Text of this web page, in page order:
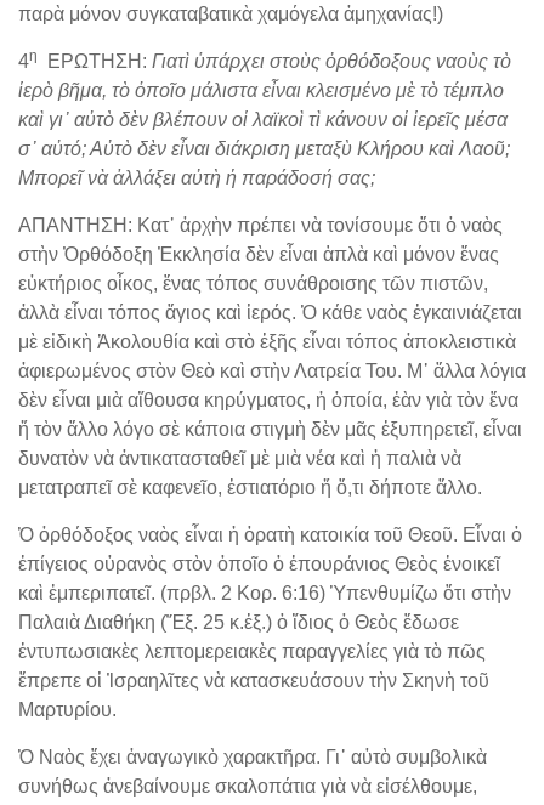
παρὰ μόνον συγκαταβατικὰ χαμόγελα ἀμηχανίας!)
4η ΕΡΩΤΗΣΗ: Γιατὶ ὑπάρχει στοὺς ὀρθόδοξους ναοὺς τὸ
ἱερὸ βῆμα, τὸ ὁποῖο μάλιστα εἶναι κλεισμένο μὲ τὸ τέμπλο
καὶ γι᾽ αὐτὸ δὲν βλέπουν οἱ λαϊκοὶ τὶ κάνουν οἱ ἱερεῖς μέσα
σ᾽ αὐτό; Αὐτὸ δὲν εἶναι διάκριση μεταξὺ Κλήρου καὶ Λαοῦ;
Μπορεῖ νὰ ἀλλάξει αὐτὴ ἡ παράδοσή σας;
ΑΠΑΝΤΗΣΗ: Κατ᾽ ἀρχὴν πρέπει νὰ τονίσουμε ὅτι ὁ ναὸς
στὴν Ὀρθόδοξη Ἐκκλησία δὲν εἶναι ἁπλὰ καὶ μόνον ἕνας
εὐκτήριος οἶκος, ἕνας τόπος συνάθροισης τῶν πιστῶν,
ἀλλὰ εἶναι τόπος ἅγιος καὶ ἱερός. Ὁ κάθε ναὸς ἐγκαινιάζεται
μὲ εἰδικὴ Ἀκολουθία καὶ στὸ ἑξῆς εἶναι τόπος ἀποκλειστικὰ
ἀφιερωμένος στὸν Θεὸ καὶ στὴν Λατρεία Του. Μ᾽ ἄλλα λόγια
δὲν εἶναι μιὰ αἴθουσα κηρύγματος, ἡ ὁποία, ἐὰν γιὰ τὸν ἕνα
ἤ τὸν ἄλλο λόγο σὲ κάποια στιγμὴ δὲν μᾶς ἐξυπηρετεῖ, εἶναι
δυνατὸν νὰ ἀντικατασταθεῖ μὲ μιὰ νέα καὶ ἡ παλιὰ νὰ
μετατραπεῖ σὲ καφενεῖο, ἑστιατόριο ἤ ὅ,τι δήποτε ἄλλο.
Ὁ ὀρθόδοξος ναὸς εἶναι ἡ ὁρατὴ κατοικία τοῦ Θεοῦ. Εἶναι ὁ
ἐπίγειος οὐρανὸς στὸν ὁποῖο ὁ ἐπουράνιος Θεὸς ἐνοικεῖ
καὶ ἐμπεριπατεῖ. (πρβλ. 2 Κορ. 6:16) Ὑπενθυμίζω ὅτι στὴν
Παλαιὰ Διαθήκη (Ἔξ. 25 κ.ἑξ.) ὁ ἴδιος ὁ Θεὸς ἔδωσε
ἐντυπωσιακὲς λεπτομερειακὲς παραγγελίες γιὰ τὸ πῶς
ἔπρεπε οἱ Ἰσραηλῖτες νὰ κατασκευάσουν τὴν Σκηνὴ τοῦ
Μαρτυρίου.
Ὁ Ναὸς ἔχει ἀναγωγικὸ χαρακτῆρα. Γι᾽ αὐτὸ συμβολικὰ
συνήθως ἀνεβαίνουμε σκαλοπάτια γιὰ νὰ εἰσέλθουμε,